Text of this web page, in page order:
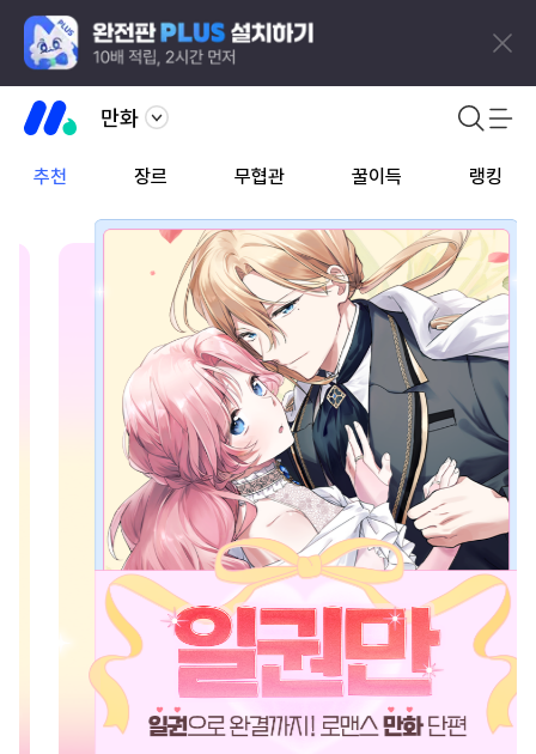
만화
추천 장르 무협관 꿀이득 랭킹